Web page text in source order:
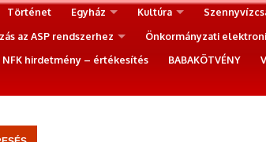
Történet Egyház Kultúra
az ASP rendszerhez
Önkormányzati
NFK hirdetmény – értékesítés BABAKÖTVÉNY